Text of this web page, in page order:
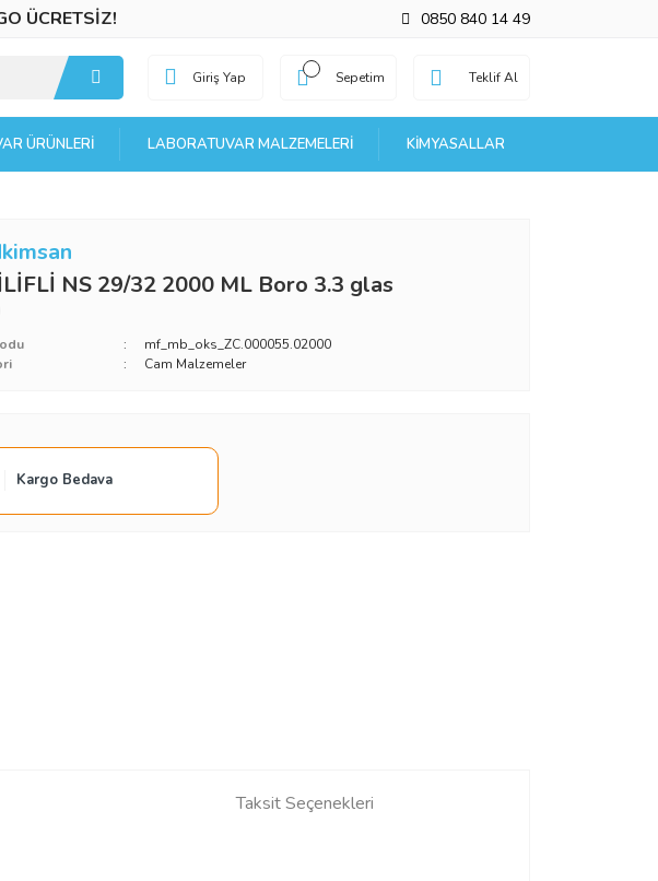
ÜCRETSİZ! 0850 840 14 49
Giriş Yap Sepetim Teklif Al
ÜRÜNLERI LABORATUVAR MALZEMELERI KIMYASALLAR
NS 29/32 2000 ML Boro 3.3 glas
mf_mb_oks_ZC.000055.02000
Cam Malzemeler
Kargo Bedava
Taksit Seçenekleri